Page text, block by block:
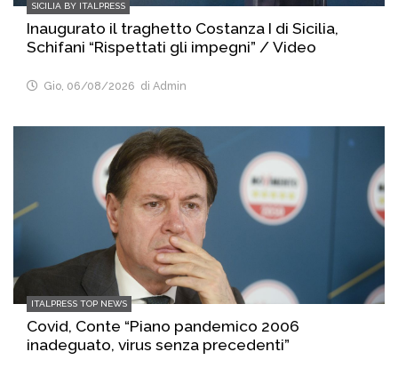
SICILIA BY ITALPRESS
Inaugurato il traghetto Costanza I di Sicilia,
Schifani “Rispettati gli impegni” / Video
Gio, 06/08/2026 di Admin
ITALPRESS TOP NEWS
Covid, Conte “Piano pandemico 2006
inadeguato, virus senza precedenti”